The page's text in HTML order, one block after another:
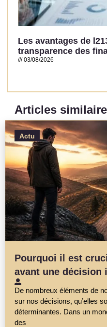
Les avantages de
transparence des
03/08/2026
Articles similaire
Actu
Pourquoi il est
avant une décision
De nombreux éléments de
sur nos décisions, qu’elles
déterminantes. Dans un
des